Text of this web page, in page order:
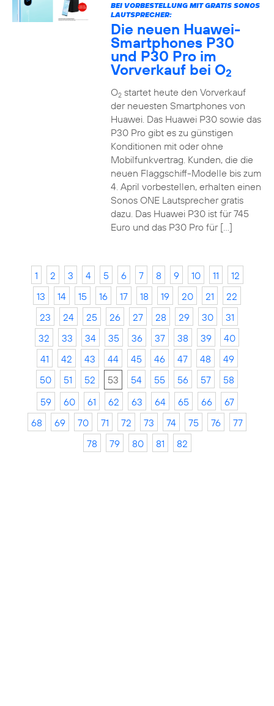
BEI VORBESTELLUNG MIT GRATIS SONOS
LAUTSPRECHER:
Die neuen Huawei-
Smartphones P30
und P30 Pro im
Vorverkauf bei O2
O2startet heute den Vorverkauf
der neuesten Smartphones von
Huawei. Das Huawei P30 sowie das
P30 Pro gibt es zu günstigen
Konditionen mit oder ohne
Mobilfunkvertrag. Kunden, die die
neuen Flaggschiff-Modelle bis zum
4. April vorbestellen, erhalten einen
Sonos ONE Lautsprecher gratis
dazu. Das Huawei P30 ist für 745
Euro und das P30 Pro für […]
1 2 3 4 5 6 7 8 9 10 11
12
13
14 15 16 17 18 19 20 21
22
23
24 25 26 27 28 29 30
31
32
33 34 35 36 37 38 39
40
41
42 43 44 45 46 47 48
49
50
51 52 53 54 55 56 57
58
59
60 61 62 63 64 65 66
67
68
69 70 71 72 73 74 75 76
77
78
79 80 81 82